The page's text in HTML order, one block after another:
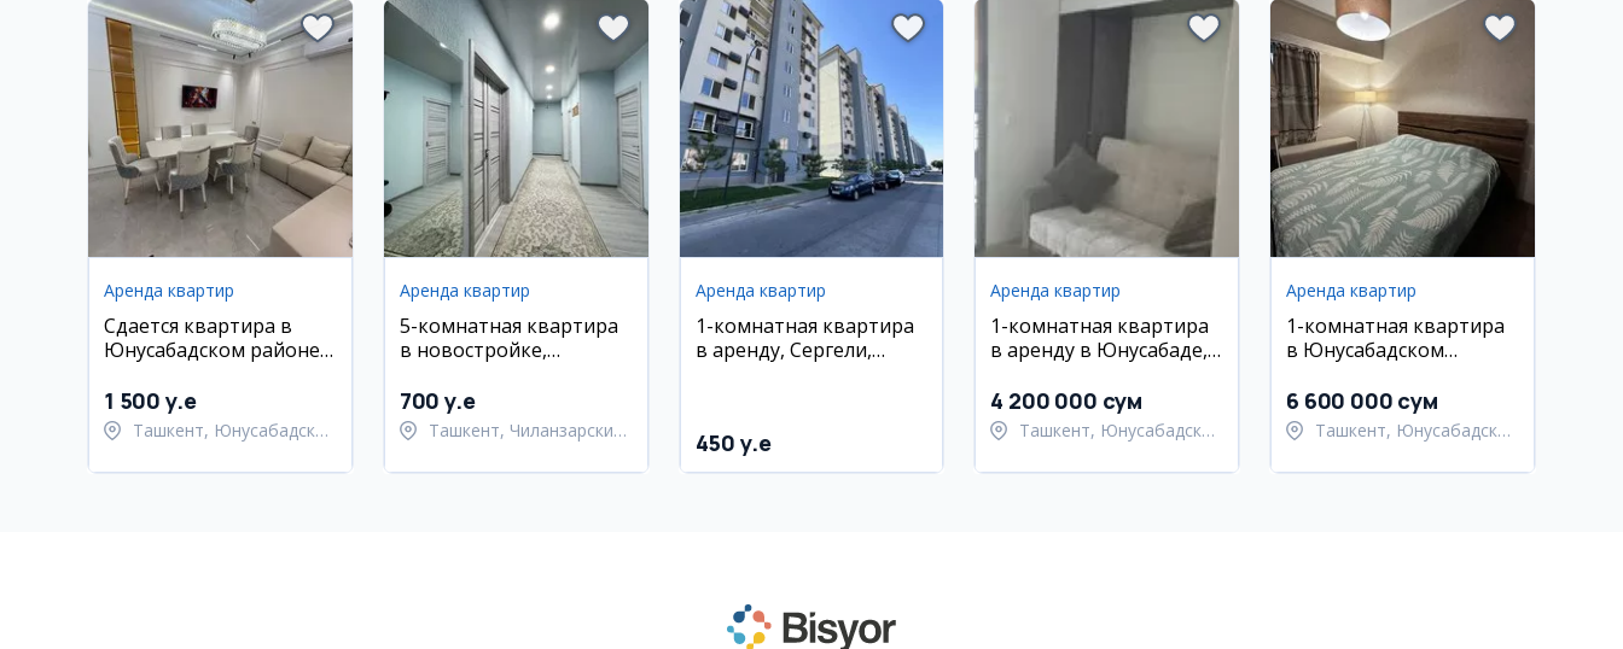
Аренда квартир
Сдается квартира в
Юнусабадском районе,
3/5/11, 80 кв.м.
1 500 y.e
Ташкент, Юнусабадский
Аренда квартир
5-комнатная квартира
в новостройке,
новый ремонт
700 y.e
Ташкент, Чиланзарский
Аренда квартир
1-комнатная квартира
в аренду, Сергели,
450 y.e
Аренда квартир
1-комнатная квартира
в аренду в Юнусабаде,
4 200 000 сум
Ташкент, Юнусабадский
Аренда квартир
1-комнатная квартира
в Юнусабадском
аренду
6 600 000 сум
Ташкент, Юнусабадский